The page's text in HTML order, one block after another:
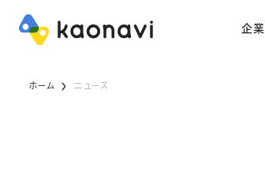
企業
ホーム ニュース